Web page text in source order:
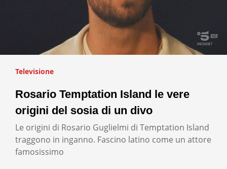
Televisione
Rosario Temptation Island le vere
origini del sosia di un divo
Le origini di Rosario Guglielmi di Temptation Island
traggono in inganno. Fascino latino come un attore
famosissimo